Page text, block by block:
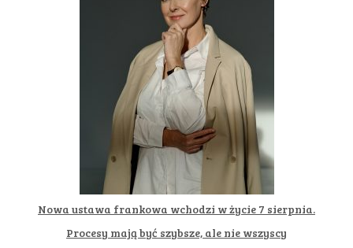
Nowa ustawa frankowa wchodzi w życie 7 sierpnia.
Procesy mają być szybsze, ale nie wszyscy